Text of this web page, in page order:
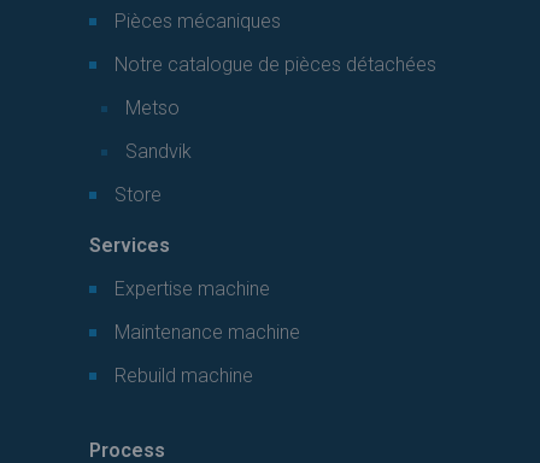
Pièces mécaniques
Notre catalogue de pièces détachées
Metso
Sandvik
Store
Services
Expertise machine
Maintenance machine
Rebuild machine
Process